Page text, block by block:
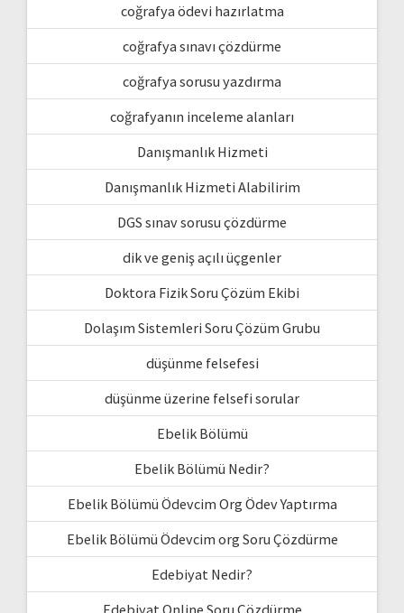
coğrafya ödevi hazırlatma
coğrafya sınavı çözdürme
coğrafya sorusu yazdırma
coğrafyanın inceleme alanları
Danışmanlık Hizmeti
Danışmanlık Hizmeti Alabilirim
DGS sınav sorusu çözdürme
dik ve geniş açılı üçgenler
Doktora Fizik Soru Çözüm Ekibi
Dolaşım Sistemleri Soru Çözüm Grubu
düşünme felsefesi
düşünme üzerine felsefi sorular
Ebelik Bölümü
Ebelik Bölümü Nedir?
Ebelik Bölümü Ödevcim Org Ödev Yaptırma
Ebelik Bölümü Ödevcim org Soru Çözdürme
Edebiyat Nedir?
Edebiyat Online Soru Çözdürme